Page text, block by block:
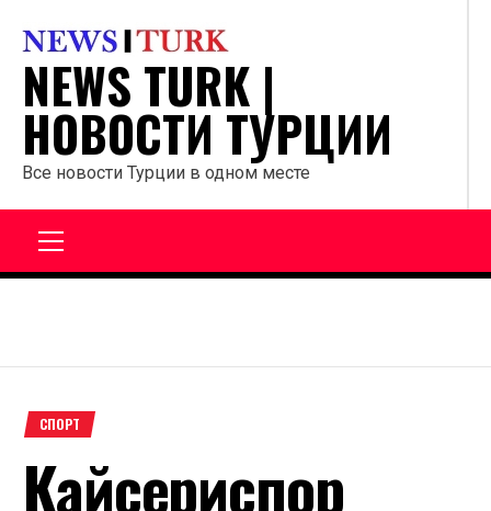
содержанию
NEWS TURK |
НОВОСТИ ТУРЦИИ
Все новости Турции в одном месте
СПОРТ
Кайсериспор